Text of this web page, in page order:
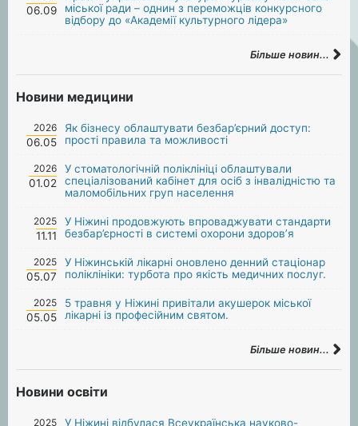
06.09
міської ради – однин з переможців конкурсного
відбору до «Академії культурного лідера»
Більше новин...
Новини медицини
2026
06.05
Як бізнесу облаштувати безбар’єрний доступ:
прості правила та можливості
2026
01.02
У стоматологічній поліклініці облаштували
спеціалізований кабінет для осіб з інвалідністю та
маломобільних груп населення
2025
11.11
У Ніжині продовжують впроваджувати стандарти
безбар’єрності в системі охорони здоров’я
2025
05.07
У Ніжинській лікарні оновлено денний стаціонар
поліклініки: турбота про якість медичних послуг.
2025
05.05
5 травня у Ніжині привітали акушерок міської
лікарні із професійним святом.
Більше новин...
Новини освіти
2025 У Ніжині відбулася Всеукраїнська науково-